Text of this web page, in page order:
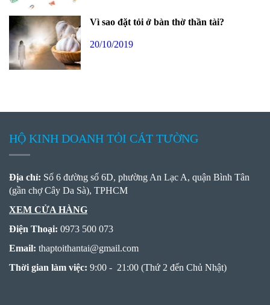
Vì sao đặt tỏi ở bàn thờ thần tài?
20/10/2019
HỘ KINH DOANH TỎI CÁT TƯỜNG
Địa chỉ: Số 6 đường số 6D, phường An Lạc A, quận Bình Tân
(gần chợ Cây Da Sà), TPHCM
XEM CỬA HÀNG
Điện Thoại: 0973 500 073
Email: thaptoithantai@gmail.com
Thời gian làm việc: 9:00 - 21:00 (Thứ 2 đến Chủ Nhật)